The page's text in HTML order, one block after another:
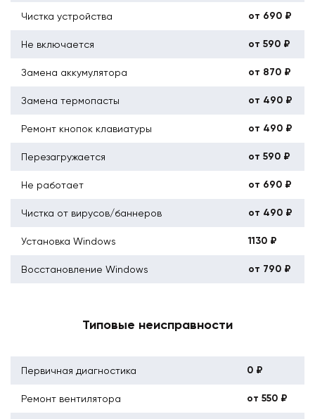
Чистка устройства от 690 ₽
Не включается от 590 ₽
Замена аккумулятора от 870 ₽
Замена термопасты от 490 ₽
Ремонт кнопок клавиатуры от 490 ₽
Перезагружается от 590 ₽
Не работает от 690 ₽
Чистка от вирусов/баннеров от 490 ₽
Установка Windows 1130 ₽
Восстановление Windows от 790 ₽
Типовые неисправности
Первичная диагностика 0 ₽
Ремонт вентилятора от 550 ₽